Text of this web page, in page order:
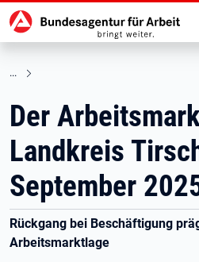
zu den Hauptinhalten springen
Hauptnavigation
Der
Landkreis
September
Rückgang bei Beschäftigung
Arbeitsmarktlage